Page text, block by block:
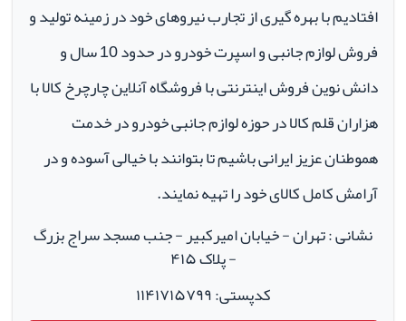
افتادیم با بهره گیری از تجارب نیروهای خود در زمینه تولید و
فروش لوازم جانبی و اسپرت خودرو در حدود 10 سال و
دانش نوین فروش اینترنتی با فروشگاه آنلاین چارچرخ کالا با
هزاران قلم کالا در حوزه لوازم جانبی خودرو در خدمت
هموطنان عزیز ایرانی باشیم تا بتوانند با خیالی آسوده و در
آرامش کامل کالای خود را تهیه نمایند.
نشانی : تهران - خیابان امیرکبیر - جنب مسجد سراج بزرگ
- پلاک ۴۱۵
کدپستی: ۱۱۴۱۷۱۵۷۹۹